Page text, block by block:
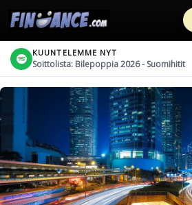
KUUNTELEMME NYT
Soittolista: Bilepoppia 2026 - Suomihitit